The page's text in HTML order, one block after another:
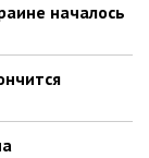
началось